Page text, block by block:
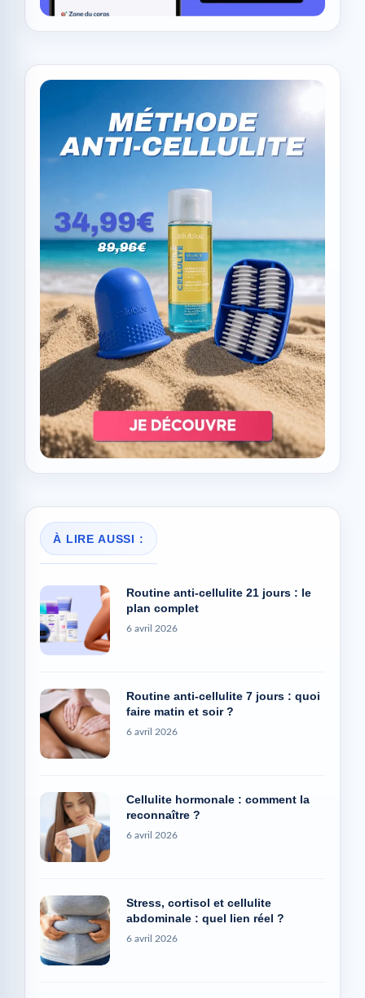
À LIRE AUSSI :
Routine anti-cellulite 21 jours : le
plan complet
6 avril 2026
Routine anti-cellulite 7 jours : quoi
faire matin et soir ?
6 avril 2026
Cellulite hormonale : comment la
reconnaître ?
6 avril 2026
Stress, cortisol et cellulite
abdominale : quel lien réel ?
6 avril 2026